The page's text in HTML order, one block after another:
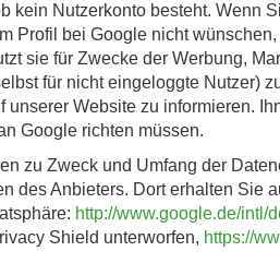
kein Nutzerkonto besteht. Wenn
Profil bei Google nicht
sie für Zwecke der Werbung,
für nicht eingeloggte Nutzer)
unserer Website zu informieren.
Google richten müssen.
zu Zweck und Umfang der
des Anbieters. Dort erhalten
http://www.google.de/intl/
Shield unterworfen, https://